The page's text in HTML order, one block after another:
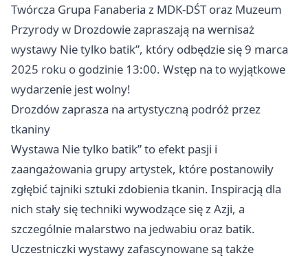
Twórcza Grupa Fanaberia z MDK-DŚT oraz Muzeum
Przyrody w Drozdowie zapraszają na wernisaż
wystawy Nie tylko batik”, który odbędzie się 9 marca
2025 roku o godzinie 13:00. Wstęp na to wyjątkowe
wydarzenie jest wolny!
Drozdów zaprasza na artystyczną podróż przez
tkaniny
Wystawa Nie tylko batik” to efekt pasji i
zaangażowania grupy artystek, które postanowiły
zgłębić tajniki sztuki zdobienia tkanin. Inspiracją dla
nich stały się techniki wywodzące się z Azji, a
szczególnie malarstwo na jedwabiu oraz batik.
Uczestniczki wystawy zafascynowane są także